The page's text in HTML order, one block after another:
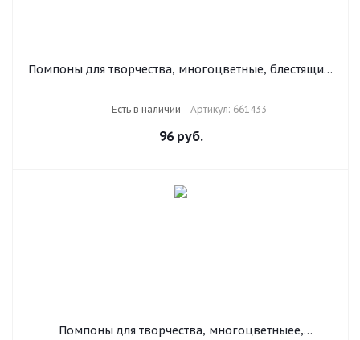
Помпоны для творчества, многоцветные, блестящие,
Есть в наличии Артикул: 661433
96руб.
Помпоны для творчества, многоцветныее,